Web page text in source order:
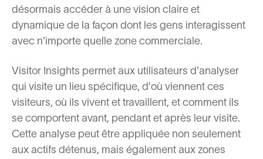
désormais accéder à une vision claire et
dynamique de la façon dont les gens interagissent
avec n'importe quelle zone commerciale.
Visitor Insights permet aux utilisateurs d'analyser
qui visite un lieu spécifique, d'où viennent ces
visiteurs, où ils vivent et travaillent, et comment ils
se comportent avant, pendant et après leur visite.
Cette analyse peut être appliquée non seulement
aux actifs détenus, mais également aux zones